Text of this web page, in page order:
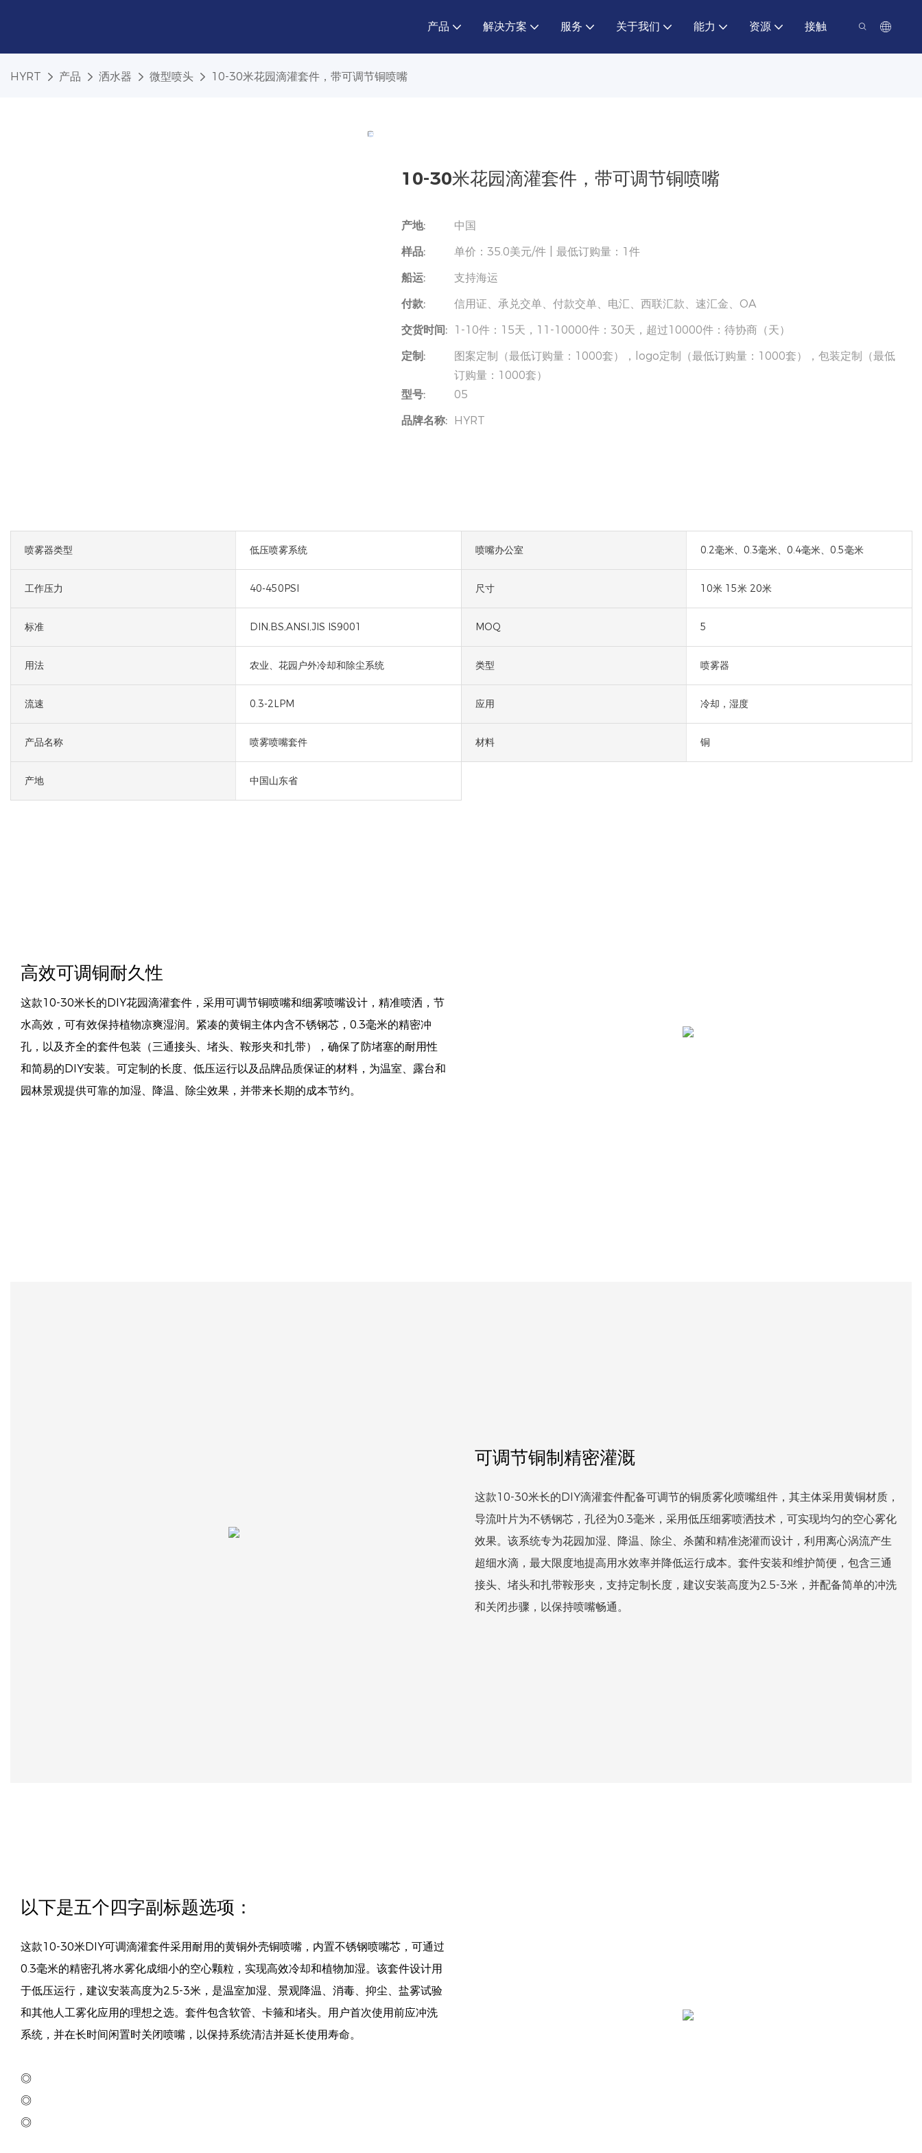
产品 解决方案 服务 关于我们 能力 资源 接触
HYRT 产品 洒水器 微型喷头 10-30米花园滴灌套件，带可调节铜喷嘴
10-30米花园滴灌套件，带可调节铜喷嘴
产地:
中国
样品:
单价：35.0美元/件 | 最低订购量：1件
船运:
支持海运
付款:
信用证、承兑交单、付款交单、电汇、西联汇款、速汇金、OA
交货时间:
1-10件：15天，11-10000件：30天，超过10000件：待协商（天）
定制:
图案定制（最低订购量：1000套），logo定制（最低订购量：1000套），包装定制（最低
订购量：1000套）
型号:
05
品牌名称: HYRT
喷雾器类型 低压喷雾系统 喷嘴办公室 0.2毫米、0.3毫米、0.4毫米、0.5毫米
工作压力 40-450PSI 尺寸 10米 15米 20米
标准 DIN,BS,ANSI,JIS IS9001 MOQ 5
用法 农业、花园户外冷却和除尘系统 类型 喷雾器
流速 0.3-2LPM 应用 冷却，湿度
产品名称 喷雾喷嘴套件 材料 铜
产地 中国山东省
高效可调铜耐久性
这款10-30米长的DIY花园滴灌套件，采用可调节铜喷嘴和细雾喷嘴设计，精准喷洒，节
水高效，可有效保持植物凉爽湿润。紧凑的黄铜主体内含不锈钢芯，0.3毫米的精密冲
孔，以及齐全的套件包装（三通接头、堵头、鞍形夹和扎带），确保了防堵塞的耐用性
和简易的DIY安装。可定制的长度、低压运行以及品牌品质保证的材料，为温室、露台和
园林景观提供可靠的加湿、降温、除尘效果，并带来长期的成本节约。
可调节铜制精密灌溉
这款10-30米长的DIY滴灌套件配备可调节的铜质雾化喷嘴组件，其主体采用黄铜材质，
导流叶片为不锈钢芯，孔径为0.3毫米，采用低压细雾喷洒技术，可实现均匀的空心雾化
效果。该系统专为花园加湿、降温、除尘、杀菌和精准浇灌而设计，利用离心涡流产生
超细水滴，最大限度地提高用水效率并降低运行成本。套件安装和维护简便，包含三通
接头、堵头和扎带鞍形夹，支持定制长度，建议安装高度为2.5-3米，并配备简单的冲洗
和关闭步骤，以保持喷嘴畅通。
以下是五个四字副标题选项：
这款10-30米DIY可调滴灌套件采用耐用的黄铜外壳铜喷嘴，内置不锈钢喷嘴芯，可通过
0.3毫米的精密孔将水雾化成细小的空心颗粒，实现高效冷却和植物加湿。该套件设计用
于低压运行，建议安装高度为2.5-3米，是温室加湿、景观降温、消毒、抑尘、盐雾试验
和其他人工雾化应用的理想之选。套件包含软管、卡箍和堵头。用户首次使用前应冲洗
系统，并在长时间闲置时关闭喷嘴，以保持系统清洁并延长使用寿命。
◎
◎
◎